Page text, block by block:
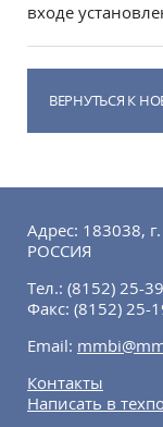
входе
ВЕРНУТЬСЯ К
Адрес: 183038,
РОССИЯ
Тел.: (8152) 25-
Факс: (8152) 25-
Email:
Контакты
Написать в